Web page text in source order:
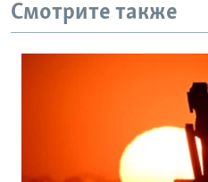
Смотрите также